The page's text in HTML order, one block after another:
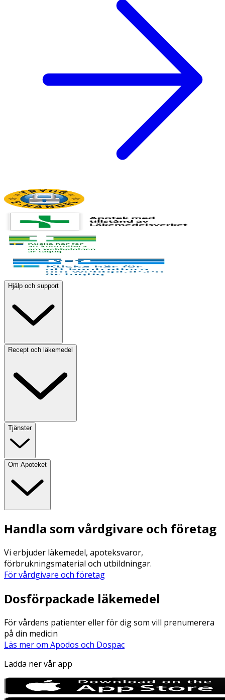
Hjälp och support
Recept och läkemedel
Tjänster
Om Apoteket
Handla som vårdgivare och företag
Vi erbjuder läkemedel, apoteksvaror,
förbrukningsmaterial och utbildningar.
För vårdgivare och företag
Dosförpackade läkemedel
För vårdens patienter eller för dig som vill prenumerera
på din medicin
Läs mer om Apodos och Dospac
Ladda ner vår app